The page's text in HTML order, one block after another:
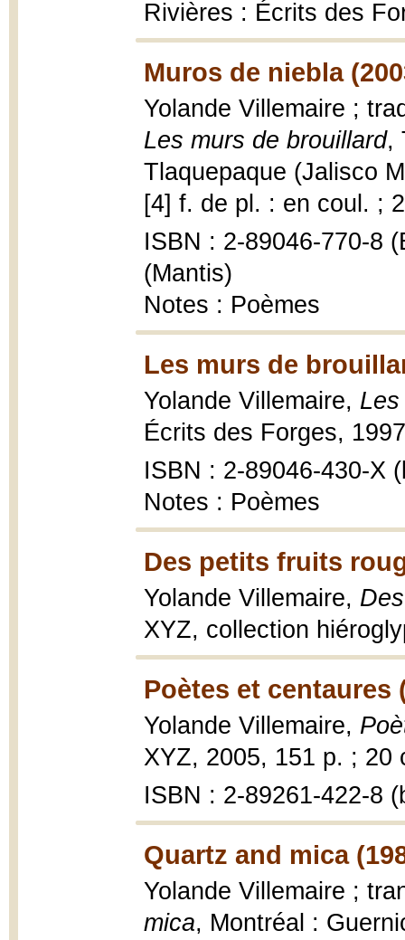
Rivières : Écrits des
Muros de niebla
Yolande Villemaire ;
Les murs de brouillard,
Tlaquepaque (Jalisco
[4] f. de pl. : en coul. ;
ISBN : 2-89046-770-8
(Mantis)
Notes : Poèmes
Les murs de
Yolande Villemaire,
Écrits des Forges,
ISBN : 2-89046-430-X
Notes : Poèmes
Des petits fruits
Yolande Villemaire,
XYZ, collection
Poètes et centaures
Yolande Villemaire,
XYZ, 2005, 151 p. ; 20
ISBN : 2-89261-422-8
Quartz and mica
Yolande Villemaire ;
mica, Montréal :